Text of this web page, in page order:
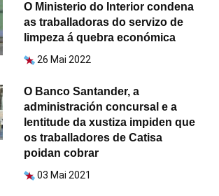
O Ministerio do Interior condena
as traballadoras do servizo de
limpeza á quebra económica
26 Mai 2022
O Banco Santander, a
administración concursal e a
lentitude da xustiza impiden que
os traballadores de Catisa
poidan cobrar
03 Mai 2021